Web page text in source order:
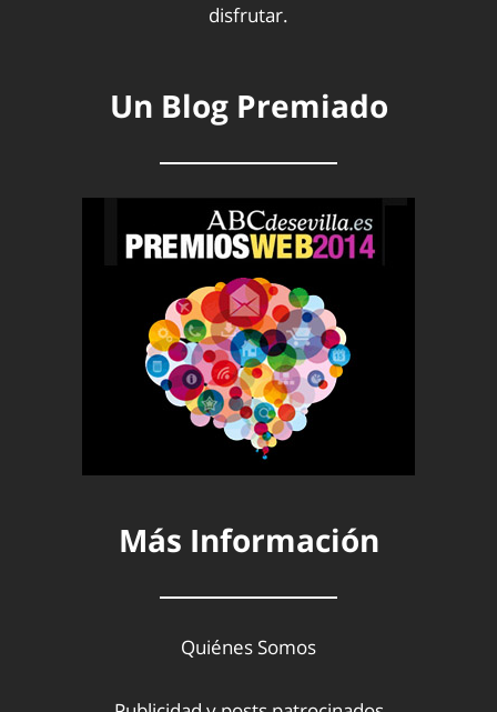
disfrutar.
Un Blog Premiado
Más Información
Quiénes Somos